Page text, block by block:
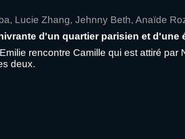
Lucie Zhang, Jehnny Beth, Anaïde
d'un quartier parisien et d'une
rencontre Camille qui est attiré
deux.